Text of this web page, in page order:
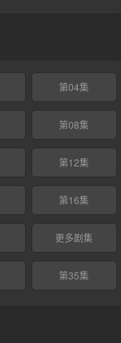
第04集
第08集
第12集
第16集
更多剧集
第35集